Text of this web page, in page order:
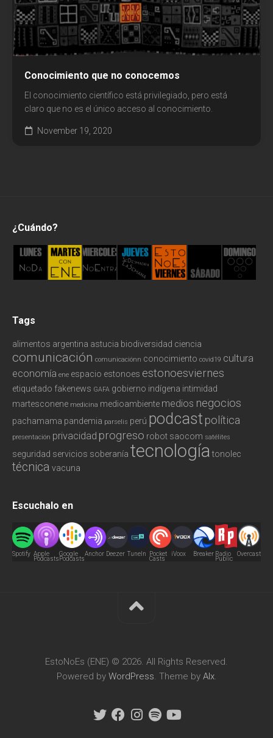
Conocimiento que no conocemos
El conocimiento científico está privilegiado, pero está
claro que no es el único acceso al conocimiento.
November 19, 2020
¿Cuándo?
Tags
alimentos argentina astucia biodiversidad ciencia
comunicación comunicaciónn conocimiento covid19 cultura
economía ene espacio estonoes estonoesviernes
etiquetado fakenews GAFA gobierno indígena intimidad
martesconene medicina medioambiente medios negocios
pachamama pandemia parselis perú podcast política
presentación privacidad progreso robot saocom satélites
seguridad servicios soberanía tecnología tonolec
técnica vacuna
Escuchalo en
Spotify Apple
Podcasts
Google
Podcasts
Anchor Deezer TuneIn Pocket
Casts
iVoox Breaker Radio
Public
Overcast
EstoNoEs (ENE) © 2026. All Rights Reserved.
Powered by WordPress. Theme by Alx.